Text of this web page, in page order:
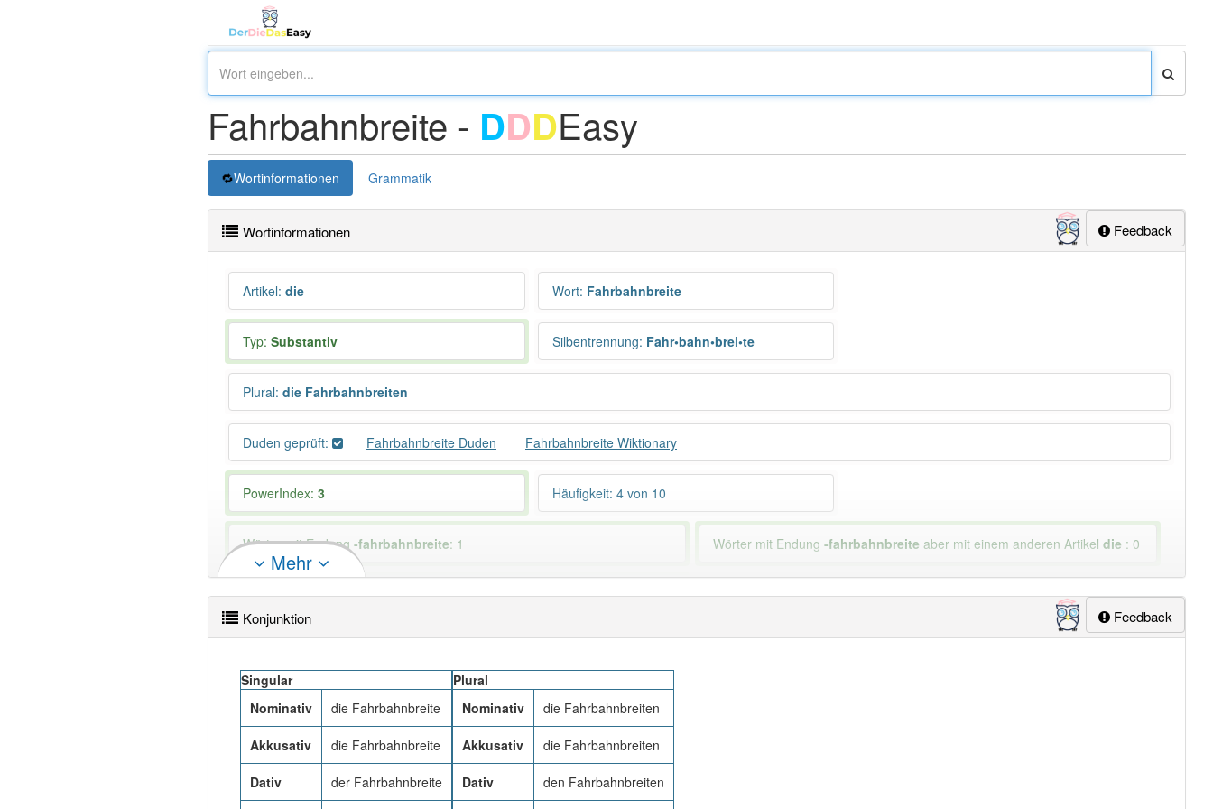
Fahrbahnbreite - DDDEasy
Wortinformationen Grammatik
Feedback
Wortinformationen
Artikel: die Wort: Fahrbahnbreite
Typ: Substantiv Silbentrennung: Fahr•bahn•brei•te
Plural: die Fahrbahnbreiten
Duden geprüft: Fahrbahnbreite Duden Fahrbahnbreite Wiktionary
PowerIndex: 3 Häufigkeit: 4 von 10
Wörter mit Endung -fahrbahnbreite: 1 Wörter mit Endung-fahrbahnbreite aber mit einem anderen Artikeldie : 0
88% unserer Spielapp-Nutzer haben den Artikel korrekt erraten.
Mehr
Feedback
Konjunktion
Singular
Nominativ
die Fahrbahnbreite
Akkusativ die Fahrbahnbreite
Dativ der Fahrbahnbreite
Plural
Nominativ
die Fahrbahnbreiten
Akkusativ die Fahrbahnbreiten
Dativ den Fahrbahnbreiten